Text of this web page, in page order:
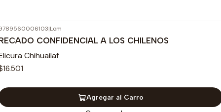
|Lom
CONFIDENCIAL A LOS CHILENOS
Chihuailaf
Agregar al Carro